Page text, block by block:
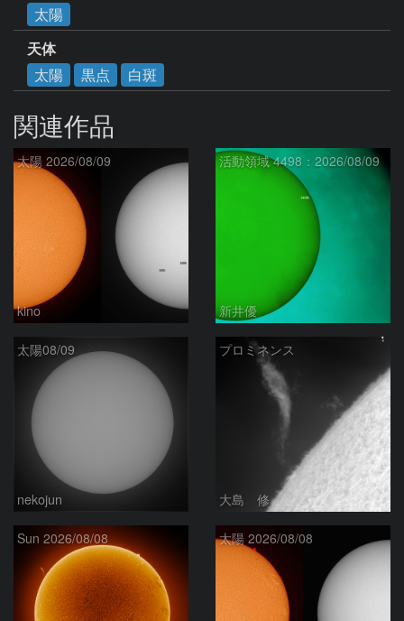
太陽
天体
太陽
黒点 白斑
関連作品
太陽 2026/08/09
kino
活動領域 4498：2026/08/09
新井優
太陽08/09
nekojun
プロミネンス
大島 修
Sun 2026/08/08 太陽 2026/08/08